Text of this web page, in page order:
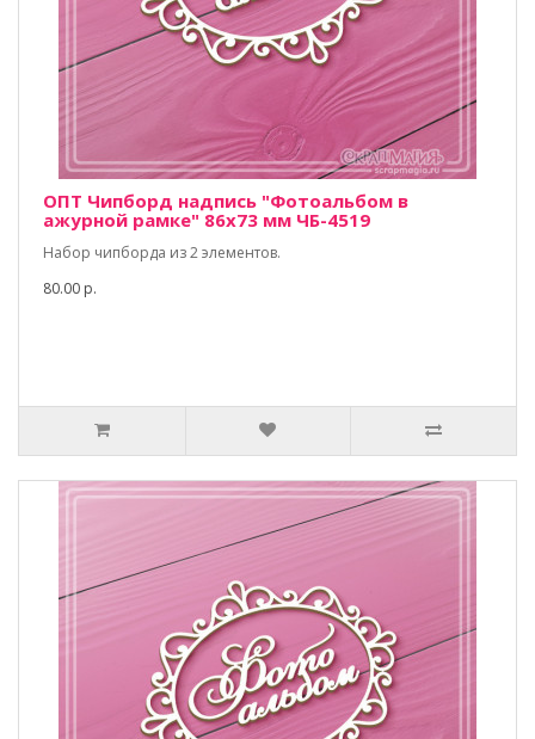
ОПТ Чипборд надпись "Фотоальбом в
ажурной рамке" 86х73 мм ЧБ-4519
Набор чипборда из 2 элементов.
80.00 р.